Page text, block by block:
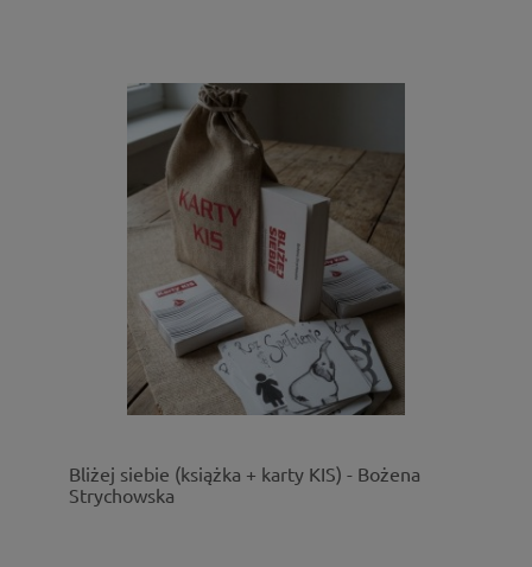
Bliżej siebie (książka + karty KIS) - Bożena
Strychowska